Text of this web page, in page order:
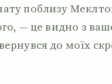
поблизу
— це видно з
до моїх